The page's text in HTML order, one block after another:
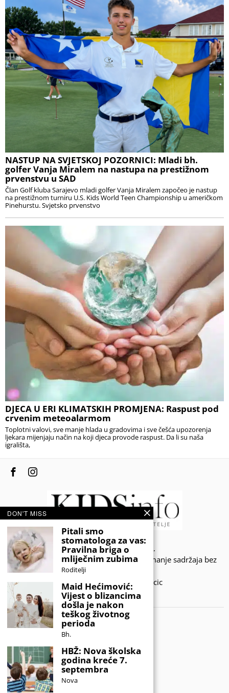
NASTUP NA SVJETSKOJ POZORNICI: Mladi bh.
golfer Vanja Miralem na nastupa na prestižnom
prvenstvu u SAD
Član Golf kluba Sarajevo mladi golfer Vanja Miralem započeo je nastup
na prestižnom turniru U.S. Kids World Teen Championship u američkom
Pinehurstu. Svjetsko prvenstvo
DJECA U ERI KLIMATSKIH PROMJENA: Raspust pod
crvenim meteoalarmom
Toplotni valovi, sve manje hlada u gradovima i sve češća upozorenja
ljekara mijenjaju način na koji djeca provode raspust. Da li su naša
igrališta,
© 2020 - KIDSINFO.BA.
Sva prava zadržana. Zabranjeno preuzimanje sadržaja bez
dozvole izdavača.
Developed by Amar SIjercic
IZAŠAO JE NOVI MAGAZIN!
DON'T MISS
Pitali smo
stomatologa za vas:
Pravilna briga o
mliječnim zubima
Roditelji
Maid Hećimović:
Vijest o blizancima
došla je nakon
teškog životnog
perioda
Bh.
HBŽ: Nova školska
godina kreće 7.
septembra
Nova